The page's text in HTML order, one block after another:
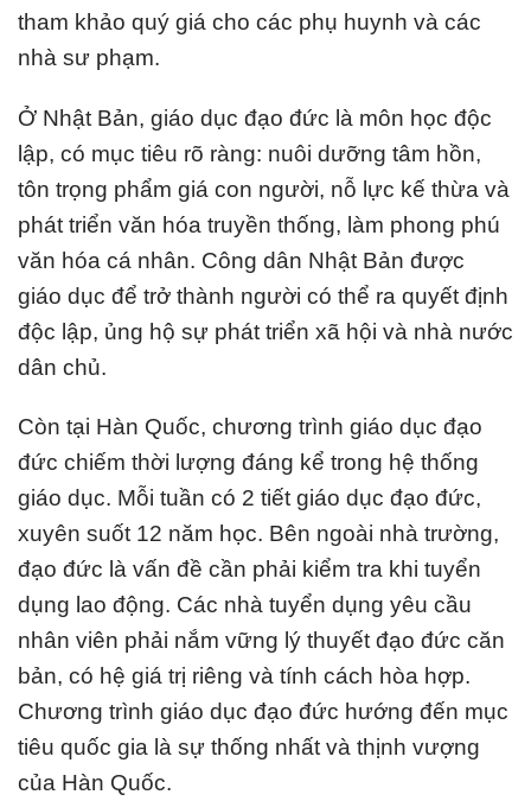
tham khảo quý giá cho các phụ huynh và các
nhà sư phạm.
Ở Nhật Bản, giáo dục đạo đức là môn học độc
lập, có mục tiêu rõ ràng: nuôi dưỡng tâm hồn,
tôn trọng phẩm giá con người, nỗ lực kế thừa và
phát triển văn hóa truyền thống, làm phong phú
văn hóa cá nhân. Công dân Nhật Bản được
giáo dục để trở thành người có thể ra quyết định
độc lập, ủng hộ sự phát triển xã hội và nhà nước
dân chủ.
Còn tại Hàn Quốc, chương trình giáo dục đạo
đức chiếm thời lượng đáng kể trong hệ thống
giáo dục. Mỗi tuần có 2 tiết giáo dục đạo đức,
xuyên suốt 12 năm học. Bên ngoài nhà trường,
đạo đức là vấn đề cần phải kiểm tra khi tuyển
dụng lao động. Các nhà tuyển dụng yêu cầu
nhân viên phải nắm vững lý thuyết đạo đức căn
bản, có hệ giá trị riêng và tính cách hòa hợp.
Chương trình giáo dục đạo đức hướng đến mục
tiêu quốc gia là sự thống nhất và thịnh vượng
của Hàn Quốc.